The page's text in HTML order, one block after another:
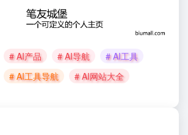
# AI产品 # AI导航
# AI工具
# AI工具导航 # AI网站大全